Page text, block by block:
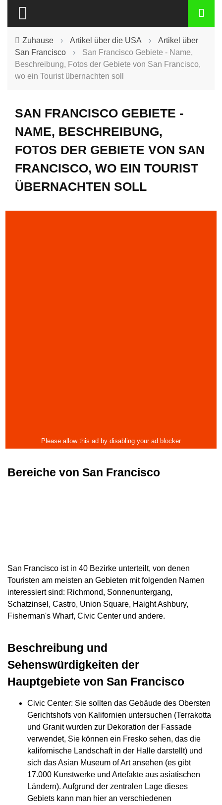
Zuhause › Artikel über die USA ›
Artikel über
San Francisco
›
San Francisco Gebiete - Name,
Beschreibung, Fotos der Gebiete von San Francisco,
wo ein Tourist übernachten soll
SAN FRANCISCO GEBIETE -
NAME, BESCHREIBUNG,
FOTOS DER GEBIETE VON SAN
FRANCISCO, WO EIN TOURIST
ÜBERNACHTEN SOLL
Bereiche von San Francisco
San Francisco ist in 40 Bezirke unterteilt, von denen
Touristen am meisten an Gebieten mit folgenden Namen
interessiert sind: Richmond, Sonnenuntergang,
Schatzinsel, Castro, Union Square, Haight Ashbury,
Fisherman's Wharf, Civic Center und andere.
Beschreibung und
Sehenswürdigkeiten der
Hauptgebiete von San Francisco
Civic Center: Sie sollten das Gebäude des Obersten
Gerichtshofs von Kalifornien untersuchen (Terrakotta
und Granit wurden zur Dekoration der Fassade
verwendet, Sie können ein Fresko sehen, das die
kalifornische Landschaft in der Halle darstellt) und
sich das Asian Museum of Art ansehen (es gibt
17.000 Kunstwerke und Artefakte aus asiatischen
Ländern). Aufgrund der zentralen Lage dieses
Gebiets kann man hier an verschiedenen